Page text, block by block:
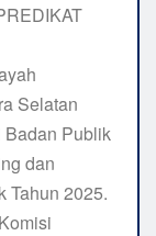
Selatan
Badan Publik
dan
Tahun 2025.